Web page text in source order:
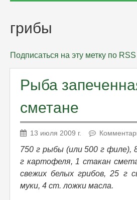
грибы
Подписаться на эту метку по RSS
Рыба
сметане
13 июля 2009 г.
750 г рыбы (или 500 г филе),
г картофеля, 1 стакан
свежих белых грибов, 25 г
муки, 4 ст. ложки масла.